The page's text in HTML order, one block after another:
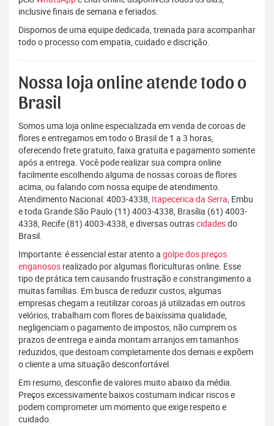
inclusive finais de semana e feriados.
Dispomos de uma equipe dedicada, treinada para acompanhar
todo o processo com empatia, cuidado e discrição.
Nossa loja online atende todo o
Brasil
Somos uma loja online especializada em venda de coroas de
flores e entregamos em todo o Brasil de 1 a 3 horas,
oferecendo frete gratuito, faixa gratuita e pagamento somente
após a entrega. Você pode realizar sua compra online
facilmente escolhendo alguma de nossas coroas de flores
acima, ou falando com nossa equipe de atendimento.
Atendimento Nacional: 4003-4338, Itapecerica da Serra, Embu
e toda Grande São Paulo (11) 4003-4338, Brasília (61) 4003-
4338, Recife (81) 4003-4338, e diversas outrascidadesdo
Brasil.
Importante: é essencial estar atento a golpe dos preços
enganosos realizado por algumas floriculturas online. Esse
tipo de prática tem causando frustração e constrangimento a
muitas famílias. Em busca de reduzir custos, algumas
empresas chegam a reutilizar coroas já utilizadas em outros
velórios, trabalham com flores de baixíssima qualidade,
negligenciam o pagamento de impostos, não cumprem os
prazos de entrega e ainda montam arranjos em tamanhos
reduzidos, que destoam completamente dos demais e expõem
o cliente a uma situação desconfortável.
Em resumo, desconfie de valores muito abaixo da média.
Preços excessivamente baixos costumam indicar riscos e
podem comprometer um momento que exige respeito e
cuidado.